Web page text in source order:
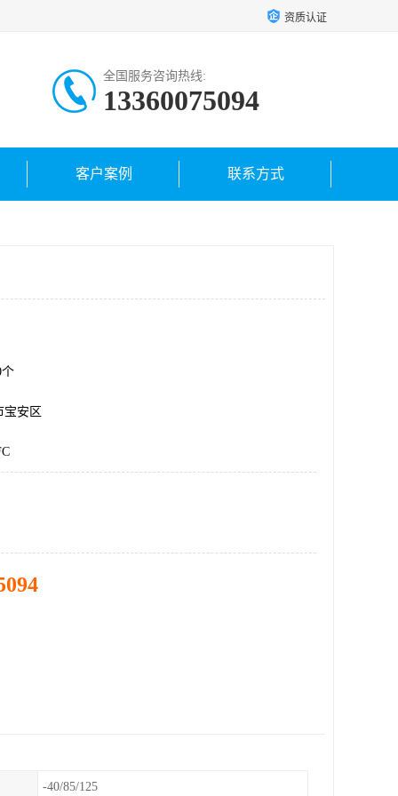
资质认证
全国服务咨询热线:
13360075094
客户案例 联系方式
个
宝安区
-40/85/125